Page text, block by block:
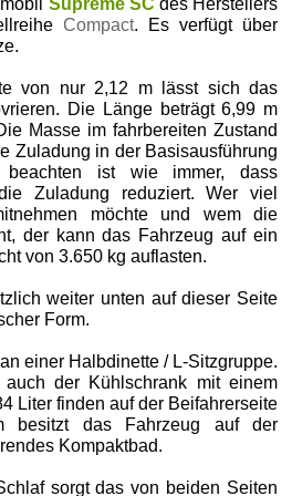
Supreme SC des Herstellers
Compact. Es verfügt über
von nur 2,12 m lässt sich das
Die Länge beträgt 6,99 m
Masse im fahrbereiten Zustand
Zuladung in der Basisausführung
ist wie immer, dass
Zuladung reduziert. Wer viel
möchte und wem die
der kann das Fahrzeug auf ein
von 3.650 kg auflasten.
weiter unten auf dieser Seite
Form.
einer Halbdinette / L-Sitzgruppe.
der Kühlschrank mit einem
Liter finden auf der Beifahrerseite
besitzt das Fahrzeug auf der
Kompaktbad.
sorgt das von beiden Seiten